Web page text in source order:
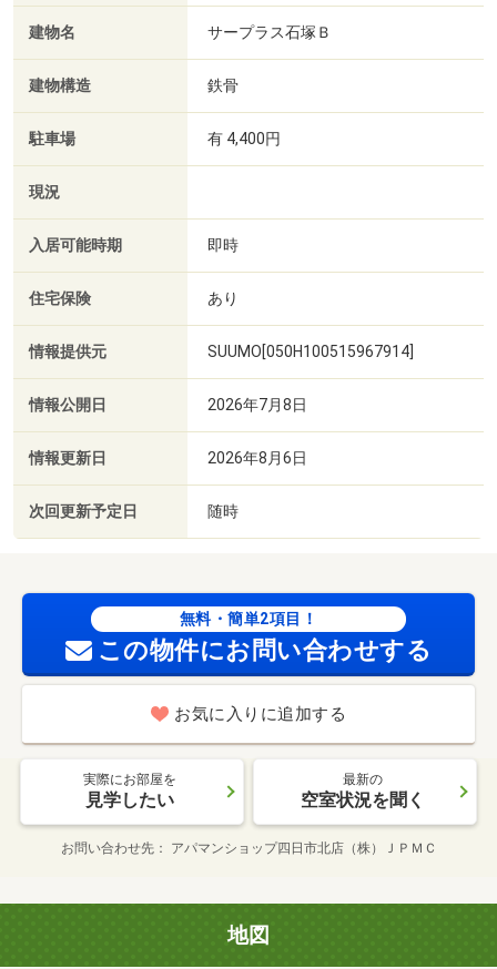
建物名 サープラス石塚Ｂ
建物構造 鉄骨
駐車場 有 4,400円
現況
入居可能時期 即時
住宅保険 あり
情報提供元 SUUMO[050H100515967914]
情報公開日 2026年7月8日
情報更新日 2026年8月6日
次回更新予定日 随時
無料・簡単2項目！
この物件にお問い合わせする
お気に入りに追加する
実際にお部屋を
見学したい
最新の
空室状況を聞く
お問い合わせ先 アパマンショップ四日市北店（株）ＪＰＭＣ
地図